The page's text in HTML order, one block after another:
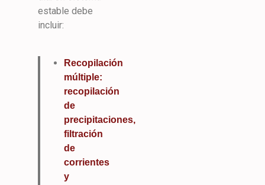
estable debe
incluir:
Recopilación
múltiple:
recopilación
de
precipitaciones,
filtración
de
corrientes
y